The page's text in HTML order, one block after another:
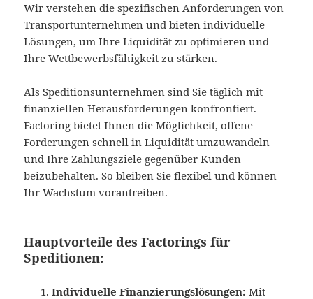
Wir verstehen die spezifischen Anforderungen von
Transportunternehmen und bieten individuelle
Lösungen, um Ihre Liquidität zu optimieren und
Ihre Wettbewerbsfähigkeit zu stärken.
Als Speditionsunternehmen sind Sie täglich mit
finanziellen Herausforderungen konfrontiert.
Factoring bietet Ihnen die Möglichkeit, offene
Forderungen schnell in Liquidität umzuwandeln
und Ihre Zahlungsziele gegenüber Kunden
beizubehalten. So bleiben Sie flexibel und können
Ihr Wachstum vorantreiben.
Hauptvorteile des Factorings für
Speditionen:
Individuelle Finanzierungslösungen: Mit